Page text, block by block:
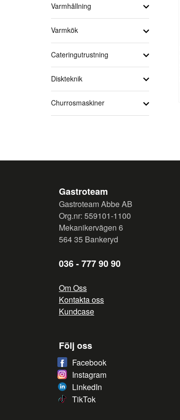
Varmhållning
Varmkök
Cateringutrustning
Diskteknik
Churrosmaskiner
Gastroteam
Gastroteam Abbe AB
Org.nr: 559101-1100
Mekanikervägen 6
564 35 Bankeryd
036 - 777 90 90
Om Oss
Kontakta oss
Kundcase
Följ oss
Facebook
Instagram
LinkedIn
TikTok